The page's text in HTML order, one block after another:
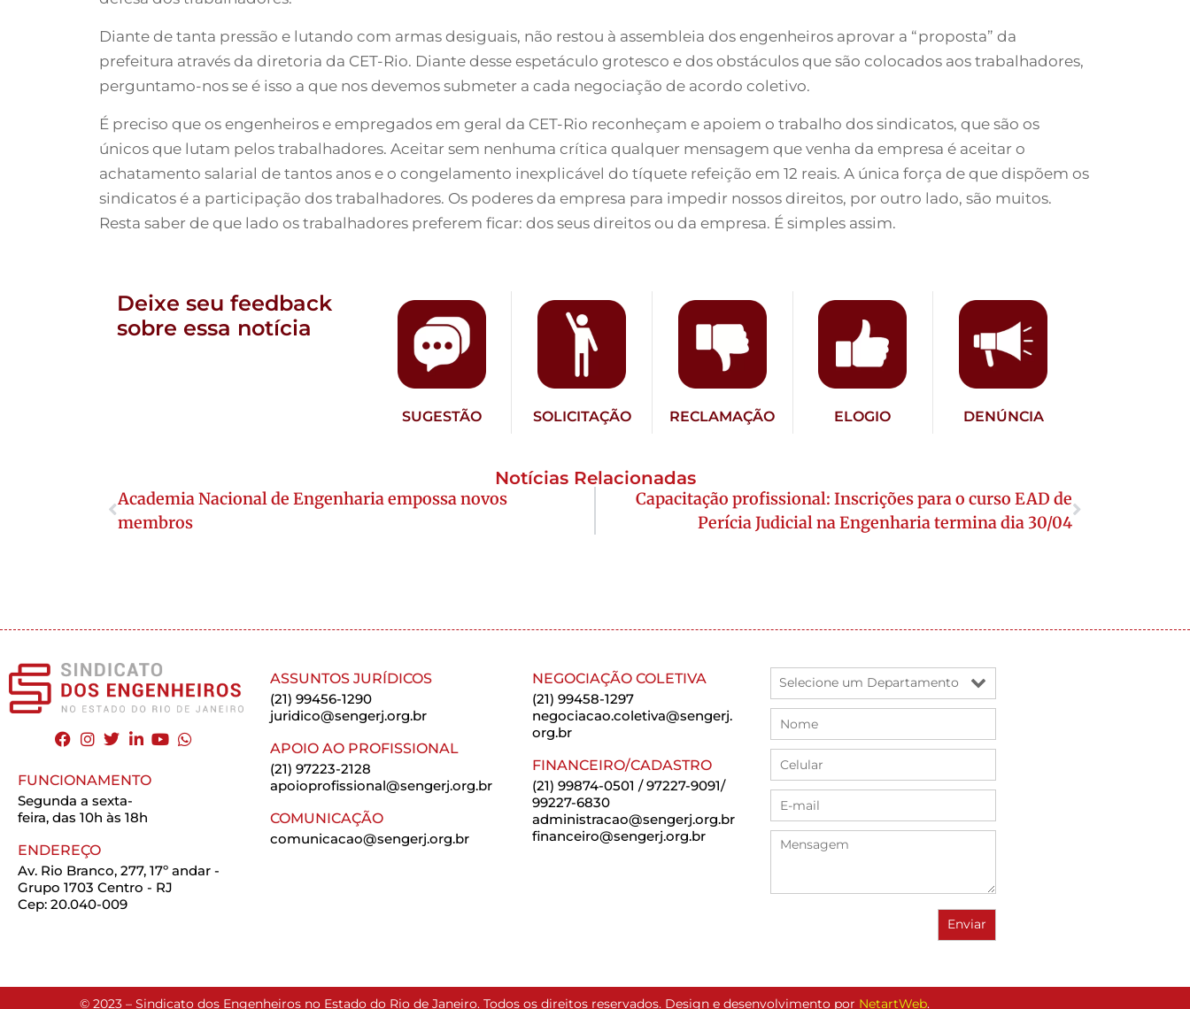
Diante de tanta pressão e lutando com armas desiguais, não restou à assembleia dos engenheiros aprovar a “proposta” da
prefeitura através da diretoria da CET-Rio. Diante desse espetáculo grotesco e dos obstáculos que são colocados aos trabalhadores,
perguntamo-nos se é isso a que nos devemos submeter a cada negociação de acordo coletivo.
É preciso que os engenheiros e empregados em geral da CET-Rio reconheçam e apoiem o trabalho dos sindicatos, que são os
únicos que lutam pelos trabalhadores. Aceitar sem nenhuma crítica qualquer mensagem que venha da empresa é aceitar o
achatamento salarial de tantos anos e o congelamento inexplicável do tíquete refeição em 12 reais. A única força de que dispõem os
sindicatos é a participação dos trabalhadores. Os poderes da empresa para impedir nossos direitos, por outro lado, são muitos.
Resta saber de que lado os trabalhadores preferem ficar: dos seus direitos ou da empresa. É simples assim.
Deixe seu feedback
sobre essa notícia
SUGESTÃO SOLICITAÇÃO RECLAMAÇÃO ELOGIO DENÚNCIA
Notícias Relacionadas
Academia Nacional de Engenharia empossa novos
membros
Capacitação profissional: Inscrições para o curso EAD de
Perícia Judicial na Engenharia termina dia 30/04
FUNCIONAMENTO
Segunda a sexta-
feira, das 10h às 18h
ENDEREÇO
Av. Rio Branco, 277, 17º andar -
Grupo 1703 Centro - RJ
Cep: 20.040-009
ASSUNTOS JURÍDICOS
(21) 99456-1290
juridico@sengerj.org.br
APOIO AO PROFISSIONAL
(21) 97223-2128
apoioprofissional@sengerj.org.br
COMUNICAÇÃO
comunicacao@sengerj.org.br
NEGOCIAÇÃO COLETIVA
(21) 99458-1297
negociacao.coletiva@sengerj.
org.br
FINANCEIRO/CADASTRO
(21) 99874-0501 / 97227-9091/
99227-6830
administracao@sengerj.org.br
financeiro@sengerj.org.br
© 2023 – Sindicato dos Engenheiros no Estado do Rio de Janeiro. Todos os direitos reservados. Design e desenvolvimento por NetartWeb.